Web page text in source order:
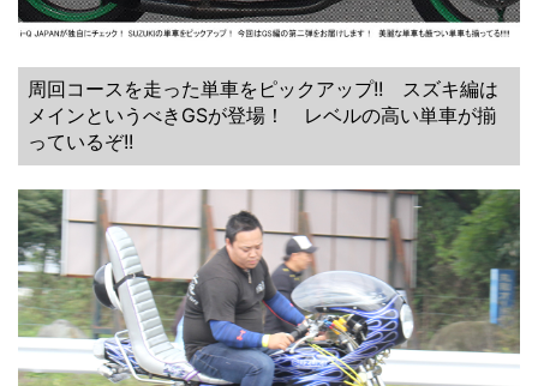
周回コースを走った単車をピックアップ!! スズキ編は
メインというべきGSが登場！ レベルの高い単車が揃
っているぞ!!